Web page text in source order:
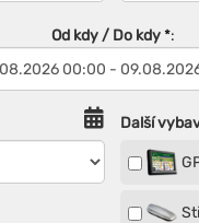
Od kdy / Do kdy *:
Další